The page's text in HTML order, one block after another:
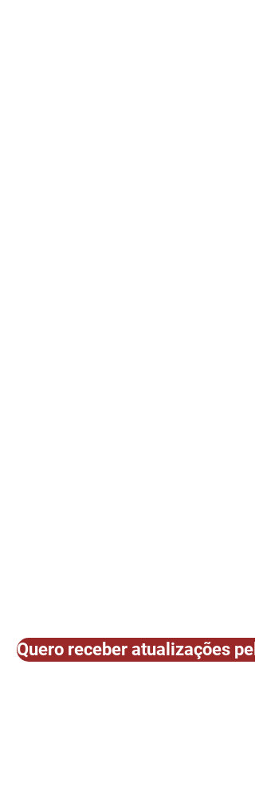
Quero receber atualizações